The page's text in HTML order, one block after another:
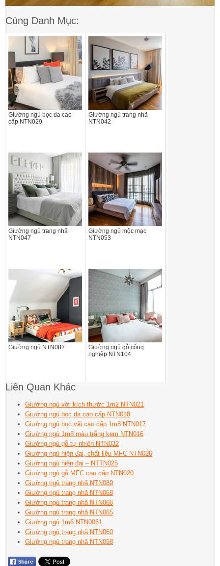
Cùng Danh Mục:
Giường ngủ bọc da cao
cấp NTN029
Giường ngủ trang nhã
NTN042
Giường ngủ trang nhã
NTN047
Giường ngủ mộc mạc
NTN053
Giường ngủ NTN082
Giường ngủ gỗ công
nghiệp NTN104
Liên Quan Khác
Giường ngủ với kích thước 1m2 NTN021
Giường ngủ bọc da cao cấp NTN018
Giường ngủ bọc vải cao cấp 1m8 NTN017
Giường ngủ 1m8 màu trắng kem NTN016
Giường ngủ gỗ tự nhiên NTN032
Giường ngủ hiện đại, chất liệu MFC NTN026
Giường ngủ hiện đại – NTTN025
Giường ngủ gỗ MFC cao cấp NTN020
Giường ngủ trang nhã NTN089
Giường ngủ trang nhã NTN068
Giường ngủ trang nhã NTN066
Giường ngủ trang nhã NTN065
Giường ngủ 1m6 NTN0061
Giường ngủ trang nhã NTN060
Giường ngủ trang nhã NTN058